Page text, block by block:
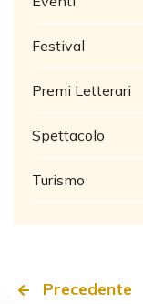
Festival
Premi Letterari
Spettacolo
Turismo
Precedente